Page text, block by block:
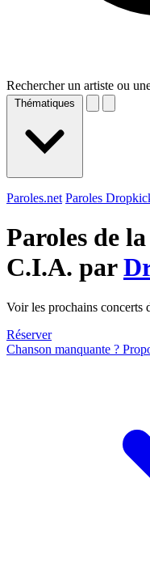
Rechercher un artiste ou
Thématiques
Paroles.net Paroles
Paroles de
C.I.A. par
Voir les prochains
Réserver
Chanson manquante ?